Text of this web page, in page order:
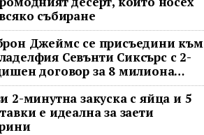
събиране
Джеймс се присъедини към
Севънти Сиксърс с 2-
договор за 8 милиона
2-минутна закуска с яйца и 5
е идеална за заети